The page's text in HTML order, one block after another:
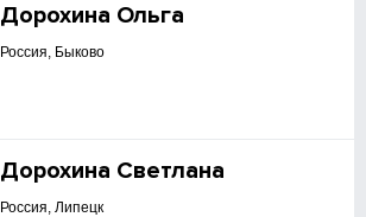
Дорохина Ольга
Россия, Быково
Дорохина Светлана
Россия, Липецк